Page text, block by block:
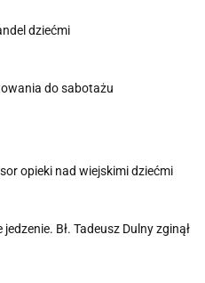
dziećmi
do sabotażu
opieki nad wiejskimi dziećmi
Bł. Tadeusz Dulny zginął